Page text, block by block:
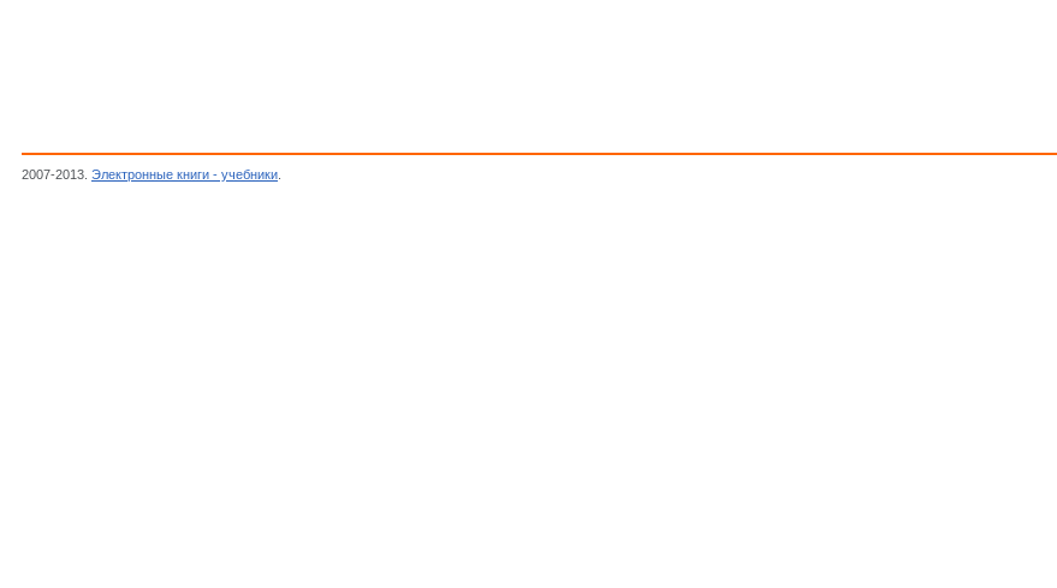
2007-2013. Электронные книги - учебники